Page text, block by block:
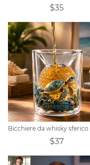
$35
$37